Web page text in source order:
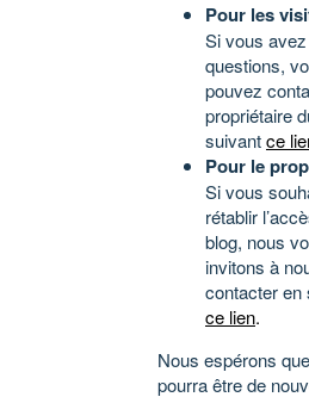
Pour les
Si vous
questions,
pouvez
propriétaire
suivantce
Pour le
Si vous
rétablir
blog, nous
invitons à
contacter en
ce lien.
Nous espérons
pourra être de